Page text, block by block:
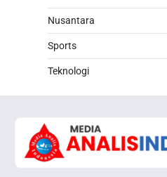
Nusantara
Sports
Teknologi